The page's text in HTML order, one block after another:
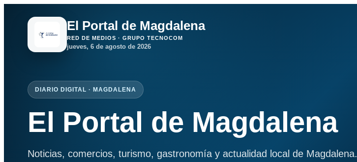
El Portal de Magdalena
RED DE MEDIOS · GRUPO TECNOCOM
jueves, 6 de agosto de 2026
DIARIO DIGITAL · MAGDALENA
El Portal de Magdalena
Noticias, comercios, turismo, gastronomía y actualidad local de Magdalena.